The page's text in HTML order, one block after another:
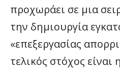
προχωράει σε μια
την δημιουργία
«επεξεργασίας
τελικός στόχος είναι